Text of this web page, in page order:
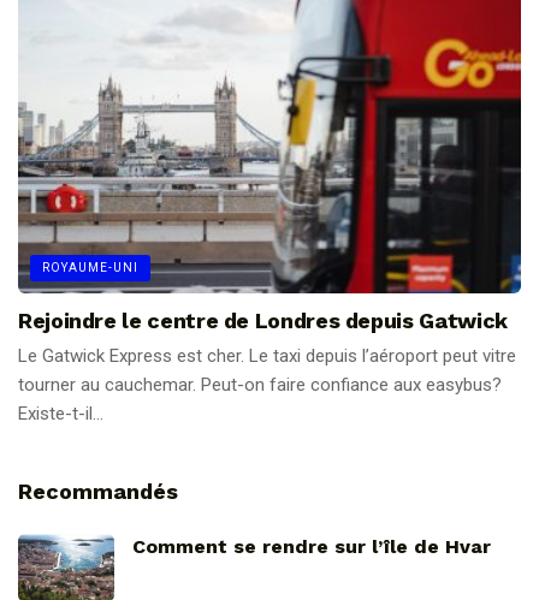
ROYAUME-UNI
Rejoindre le centre de Londres depuis Gatwick
Le Gatwick Express est cher. Le taxi depuis l’aéroport peut vitre
tourner au cauchemar. Peut-on faire confiance aux easybus?
Existe-t-il...
Recommandés
Comment se rendre sur l’île de Hvar